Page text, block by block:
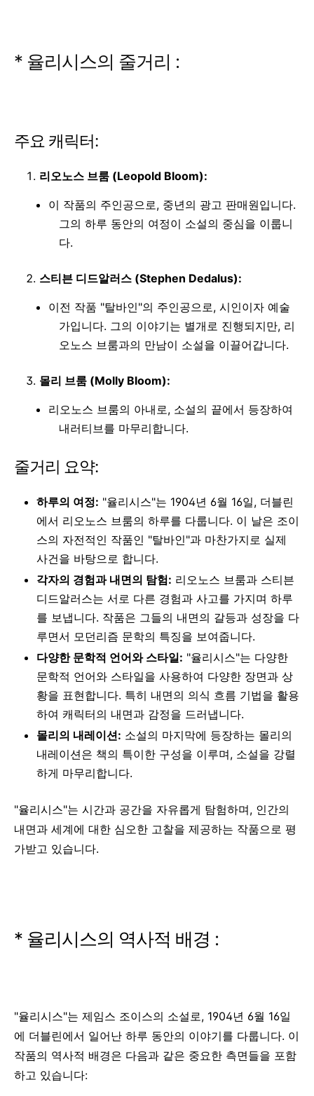
* 율리시스의 줄거리 :
주요 캐릭터:
리오노스 브룸 (Leopold Bloom):
이 작품의 주인공으로, 중년의 광고 판매원입니다.
그의 하루 동안의 여정이 소설의 중심을 이룹니
다.
스티븐 디드알러스 (Stephen Dedalus):
이전 작품 "탈바인"의 주인공으로, 시인이자 예술
가입니다. 그의 이야기는 별개로 진행되지만, 리
오노스 브룸과의 만남이 소설을 이끌어갑니다.
몰리 브룸 (Molly Bloom):
리오노스 브룸의 아내로, 소설의 끝에서 등장하여
내러티브를 마무리합니다.
줄거리 요약:
하루의 여정: "율리시스"는 1904년 6월 16일, 더블린
에서 리오노스 브룸의 하루를 다룹니다. 이 날은 조이
스의 자전적인 작품인 "탈바인"과 마찬가지로 실제
사건을 바탕으로 합니다.
각자의 경험과 내면의 탐험: 리오노스 브룸과 스티븐
디드알러스는 서로 다른 경험과 사고를 가지며 하루
를 보냅니다. 작품은 그들의 내면의 갈등과 성장을 다
루면서 모던리즘 문학의 특징을 보여줍니다.
다양한 문학적 언어와 스타일: "율리시스"는 다양한
문학적 언어와 스타일을 사용하여 다양한 장면과 상
황을 표현합니다. 특히 내면의 의식 흐름 기법을 활용
하여 캐릭터의 내면과 감정을 드러냅니다.
몰리의 내레이션: 소설의 마지막에 등장하는 몰리의
내레이션은 책의 특이한 구성을 이루며, 소설을 강렬
하게 마무리합니다.
"율리시스"는 시간과 공간을 자유롭게 탐험하며, 인간의
내면과 세계에 대한 심오한 고찰을 제공하는 작품으로 평
가받고 있습니다.
* 율리시스의 역사적 배경 :
"율리시스"는 제임스 조이스의 소설로, 1904년 6월 16일
에 더블린에서 일어난 하루 동안의 이야기를 다룹니다. 이
작품의 역사적 배경은 다음과 같은 중요한 측면들을 포함
하고 있습니다: